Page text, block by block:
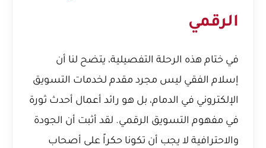
الرقمي
في ختام هذه الرحلة التفصيلية، يتضح لنا أن
إسلام الفقي ليس مجرد مقدم لخدمات التسويق
الإلكتروني في الدمام، بل هو رائد أعمال أحدث ثورة
في مفهوم التسويق الرقمي. لقد أثبت أن الجودة
والاحترافية لا يجب أن تكونا حكراً على أصحاب